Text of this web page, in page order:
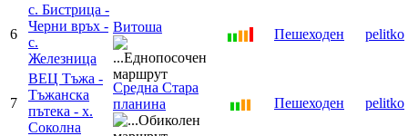
6
с. Бистрица -
Черни връх -
с.
Железница
Витоша Пешеходен pelitko
7
ВЕЦ Тъжа -
Тъжанска
пътека - х.
Соколна
Средна Стара
планина
Пешеходен pelitko